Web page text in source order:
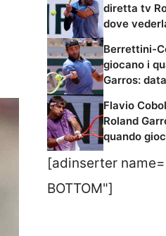
diretta tv
dove
Berrettini-
giocano i
Garros:
Flavio
Roland
quando
[adinserter
BOTTOM"]